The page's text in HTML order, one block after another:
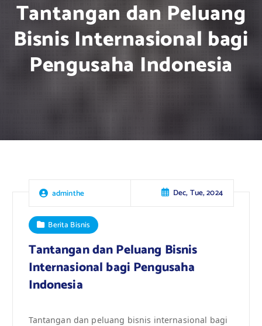
Tantangan dan Peluang
Bisnis Internasional bagi
Pengusaha Indonesia
adminthe Dec, Tue, 2024
Berita Bisnis
Tantangan dan Peluang Bisnis
Internasional bagi Pengusaha
Indonesia
Tantangan dan peluang bisnis internasional bagi